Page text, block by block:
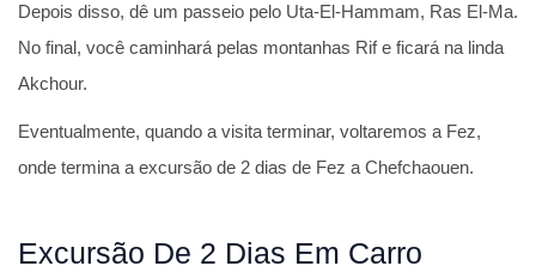
Depois disso, dê um passeio pelo Uta-El-Hammam, Ras El-Ma.
No final, você caminhará pelas montanhas Rif e ficará na linda
Akchour.
Eventualmente, quando a visita terminar, voltaremos a Fez,
onde termina a excursão de 2 dias de Fez a Chefchaouen.
Excursão De 2 Dias Em Carro